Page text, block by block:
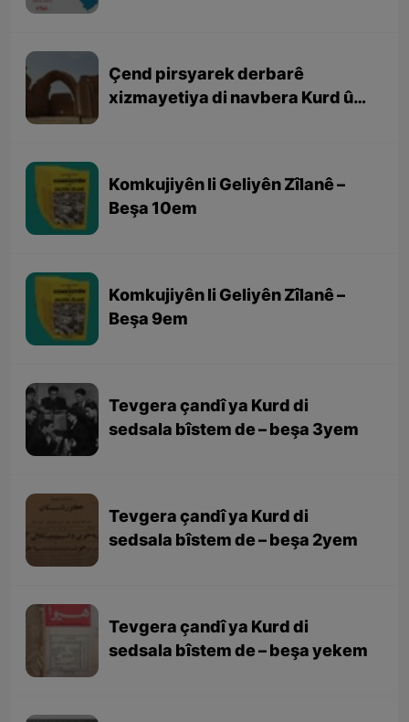
Çend pirsyarek derbarê
xizmayetiya di navbera Kurd û
Komkujiyên li Geliyên Zîlanê –
Beşa 10em
Komkujiyên li Geliyên Zîlanê –
Beşa 9em
Tevgera çandî ya Kurd di
sedsala bîstem de – beşa 3yem
Tevgera çandî ya Kurd di
sedsala bîstem de – beşa 2yem
Tevgera çandî ya Kurd di
sedsala bîstem de – beşa yekem